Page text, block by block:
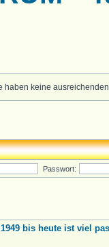
haben keine
Passwort:
1949 bis heute ist viel